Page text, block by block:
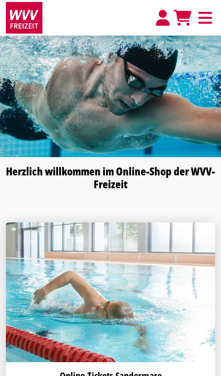
Herzlich willkommen im Online-Shop der WVV-
Freizeit